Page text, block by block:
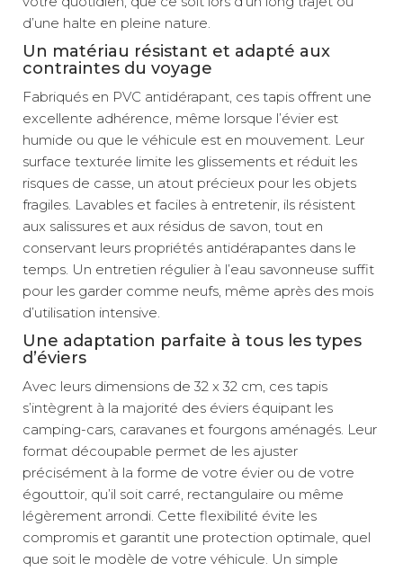
d’une halte en pleine nature.
Un matériau résistant et adapté aux
contraintes du voyage
Fabriqués en PVC antidérapant, ces tapis offrent une
excellente adhérence, même lorsque l’évier est
humide ou que le véhicule est en mouvement. Leur
surface texturée limite les glissements et réduit les
risques de casse, un atout précieux pour les objets
fragiles. Lavables et faciles à entretenir, ils résistent
aux salissures et aux résidus de savon, tout en
conservant leurs propriétés antidérapantes dans le
temps. Un entretien régulier à l’eau savonneuse suffit
pour les garder comme neufs, même après des mois
d’utilisation intensive.
Une adaptation parfaite à tous les types
d’éviers
Avec leurs dimensions de 32 x 32 cm, ces tapis
s’intègrent à la majorité des éviers équipant les
camping-cars, caravanes et fourgons aménagés. Leur
format découpable permet de les ajuster
précisément à la forme de votre évier ou de votre
égouttoir, qu’il soit carré, rectangulaire ou même
légèrement arrondi. Cette flexibilité évite les
compromis et garantit une protection optimale, quel
que soit le modèle de votre véhicule. Un simple